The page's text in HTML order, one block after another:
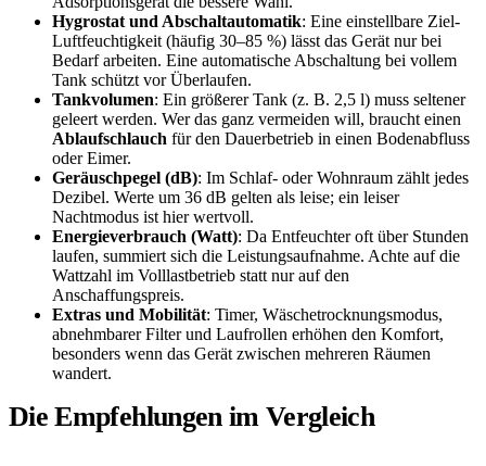
Hygrostat und Abschaltautomatik: Eine einstellbare Ziel-
Luftfeuchtigkeit (häufig 30–85 %) lässt das Gerät nur bei
Bedarf arbeiten. Eine automatische Abschaltung bei vollem
Tank schützt vor Überlaufen.
Tankvolumen: Ein größerer Tank (z. B. 2,5 l) muss seltener
geleert werden. Wer das ganz vermeiden will, braucht einen
Ablaufschlauch für den Dauerbetrieb in einen Bodenabfluss
oder Eimer.
Geräuschpegel (dB): Im Schlaf- oder Wohnraum zählt jedes
Dezibel. Werte um 36 dB gelten als leise; ein leiser
Nachtmodus ist hier wertvoll.
Energieverbrauch (Watt): Da Entfeuchter oft über Stunden
laufen, summiert sich die Leistungsaufnahme. Achte auf die
Wattzahl im Volllastbetrieb statt nur auf den
Anschaffungspreis.
Extras und Mobilität: Timer, Wäschetrocknungsmodus,
abnehmbarer Filter und Laufrollen erhöhen den Komfort,
besonders wenn das Gerät zwischen mehreren Räumen
wandert.
Die Empfehlungen im Vergleich